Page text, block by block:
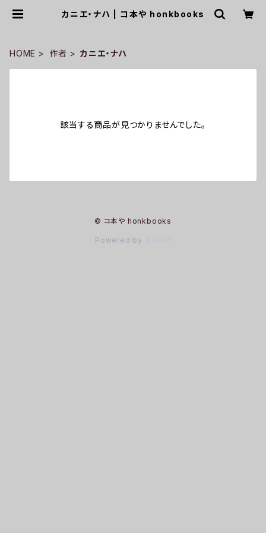
カニエ・ナハ | コ本や honkbooks
HOME 作者 カニエ・ナハ
該当する商品が見つかりませんでした。
© コ本や honkbooks
Powered by